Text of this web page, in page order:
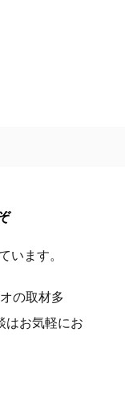
います。
の取材多
はお気軽にお